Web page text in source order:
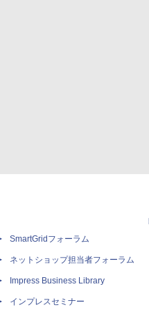
SmartGridフォーラム
ネットショップ担当者フォーラム
Impress Business Library
インプレスセミナー